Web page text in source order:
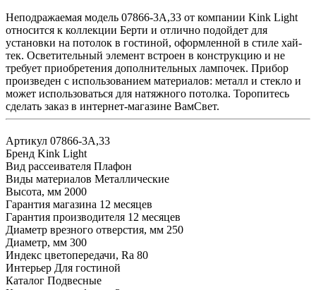
Неподражаемая модель 07866-3A,33 от компании Kink Light
относится к коллекции Берти и отлично подойдет для
установки на потолок в гостиной, оформленной в стиле хай-
тек. Осветительный элемент встроен в конструкцию и не
требует приобретения дополнительных лампочек. Прибор
произведен с использованием материалов: металл и стекло и
может использоваться для натяжного потолка. Торопитесь
сделать заказ в интернет-магазине ВамСвет.
Артикул 07866-3A,33
Бренд Kink Light
Вид рассеивателя Плафон
Виды материалов Металлические
Высота, мм 2000
Гарантия магазина 12 месяцев
Гарантия производителя 12 месяцев
Диаметр врезного отверстия, мм 250
Диаметр, мм 300
Индекс цветопередачи, Ra 80
Интерьер Для гостиной
Каталог Подвесные